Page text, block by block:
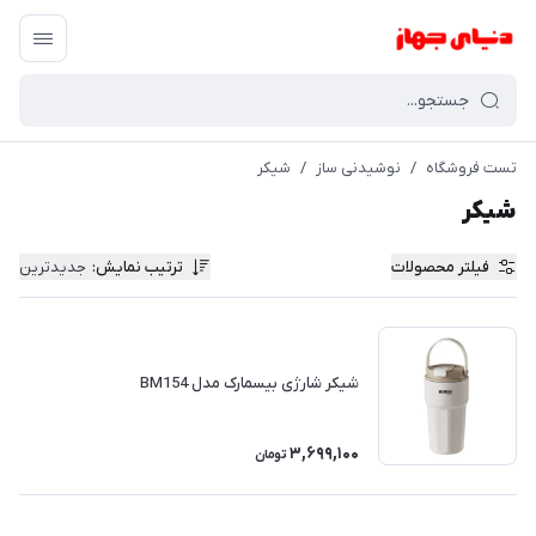
تست فروشگاه / نوشیدنی ساز / شیکر
شیکر
فیلتر محصولات ترتیب نمایش: جدیدترین
شیکر شارژی بیسمارک مدل BM154
3,699,100 تومان